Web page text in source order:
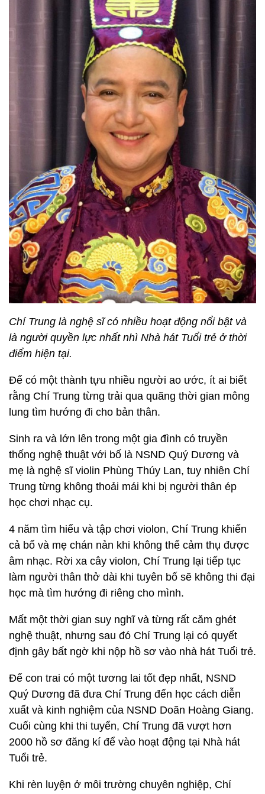
Chí Trung là nghệ sĩ có nhiều hoạt động nổi bật và
là người quyền lực nhất nhì Nhà hát Tuổi trẻ ở thời
điểm hiện tại.
Để có một thành tựu nhiều người ao ước, ít ai biết
rằng Chí Trung từng trải qua quãng thời gian mông
lung tìm hướng đi cho bản thân.
Sinh ra và lớn lên trong một gia đình có truyền
thống nghệ thuật với bố là NSND Quý Dương và
mẹ là nghệ sĩ violin Phùng Thúy Lan, tuy nhiên Chí
Trung từng không thoải mái khi bị người thân ép
học chơi nhạc cụ.
4 năm tìm hiểu và tập chơi violon, Chí Trung khiến
cả bố và mẹ chán nản khi không thể cảm thụ được
âm nhạc. Rời xa cây violon, Chí Trung lại tiếp tục
làm người thân thở dài khi tuyên bố sẽ không thi đại
học mà tìm hướng đi riêng cho mình.
Mất một thời gian suy nghĩ và từng rất căm ghét
nghệ thuật, nhưng sau đó Chí Trung lại có quyết
định gây bất ngờ khi nộp hồ sơ vào nhà hát Tuổi trẻ.
Để con trai có một tương lai tốt đẹp nhất, NSND
Quý Dương đã đưa Chí Trung đến học cách diễn
xuất và kinh nghiệm của NSND Doãn Hoàng Giang.
Cuối cùng khi thi tuyển, Chí Trung đã vượt hơn
2000 hồ sơ đăng kí để vào hoạt động tại Nhà hát
Tuổi trẻ.
Khi rèn luyện ở môi trường chuyên nghiệp, Chí